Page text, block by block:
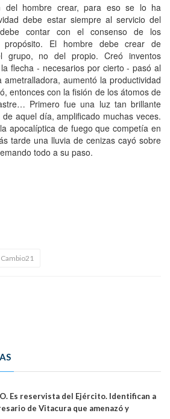
del hombre crear, para eso se lo ha
debe estar siempre al servicio del
contar con el consenso de los
propósito. El hombre debe crear de
grupo, no del propio. Creó inventos
flecha - necesarios por cierto - pasó al
ametralladora, aumentó la productividad
entonces con la fisión de los átomos de
Primero fue una luz tan brillante
aquel día, amplificado muchas veces.
apocalíptica de fuego que competía en
tarde una lluvia de cenizas cayó sobre
todo a su paso.
Cambio21
Es reservista del Ejército. Identifican a
de Vitacura que amenazó y